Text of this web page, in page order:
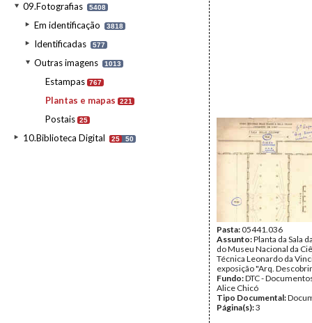
09.Fotografias 5408
Em identificação 3818
Identificadas 577
Outras imagens 1013
Estampas 767
Plantas e mapas 221
Postais 25
10.Biblioteca Digital 25 50
Pasta:05441.036
Assunto:Planta da Sala
do Museu Nacional da
Técnica Leonardo da
exposição "Arq.
Fundo:DTC -
Alice Chicó
Tipo Documental:
Página(s):3